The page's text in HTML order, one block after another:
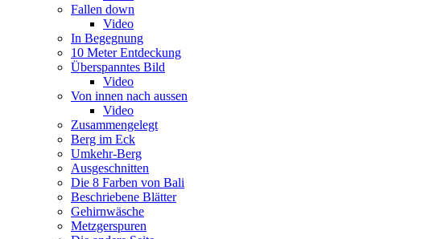
Fallen down
Video
In Begegnung
10 Meter Entdeckung
Überspanntes Bild
Video
Von innen nach aussen
Video
Zusammengelegt
Berg im Eck
Umkehr-Berg
Ausgeschnitten
Die 8 Farben von Bali
Beschriebene Blätter
Gehirnwäsche
Metzgerspuren